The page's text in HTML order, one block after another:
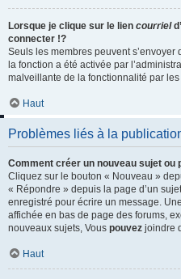
Lorsque je clique sur le lien courriel
connecter !?
Seuls les membres peuvent
la fonction a été activée par
malveillante de la fonctionnalité par les
Haut
Problèmes liés à la
Comment créer un nouveau sujet ou
Cliquez sur le bouton « Nouveau »
« Répondre » depuis la page d’un
enregistré pour écrire un message.
affichée en bas de page des forums,
nouveaux sujets, Vous pouvez joindre
Haut